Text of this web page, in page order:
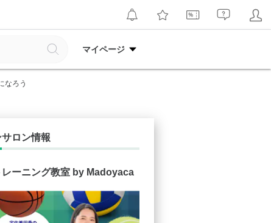
マイページ
なろう
ロン情報
レーニング教室 by Madoyaca